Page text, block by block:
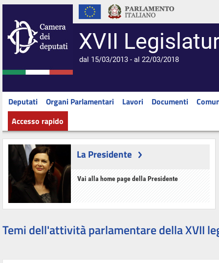
XVII
dal 15/03/2013 - al 22/03/2018
Deputati Organi Parlamentari Lavori Documenti
Accesso rapido
La Presidente
Vai alla home page della Presidente
Temi dell'attività parlamentare della XVII